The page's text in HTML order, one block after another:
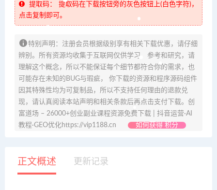
提取码：
提取码在下载按钮旁的灰色按钮上(白色字符)，
点击复制即可。
特别声明：注册会员根据级别享有相关下载优惠，请仔细
辨别。所有资源均收集于互联网仅供学习、参考和研究，请
理解这个概念，所以不能保证每个细节都符合你的需求，也
可能存在未知的BUG与瑕疵， 你下载的资源和程序源码组件
因其特殊性均为可复制品，所以不支持任何理由的退款兑
现，请认真阅读本站声明和相关条款后再点击支付下载。创
富道场 – 26000+创业副业课程资源免费下载 | 抖音运营·AI
教程·GEO优化https://vip1188.cn
如何获得 积分
正文概述 更新记录